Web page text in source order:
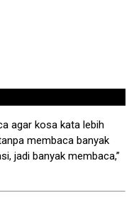
agar kosa kata lebih
membaca banyak
jadi banyak membaca,”